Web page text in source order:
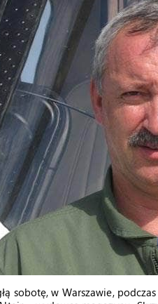
sobotę, w Warszawie,